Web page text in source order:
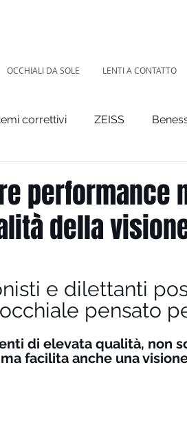
OCCHIALI DA SOLE LENTI A CONTATTO
correttivi ZEISS
performance
della
e dilettanti
pensato
di elevata qualità, non
facilita anche una